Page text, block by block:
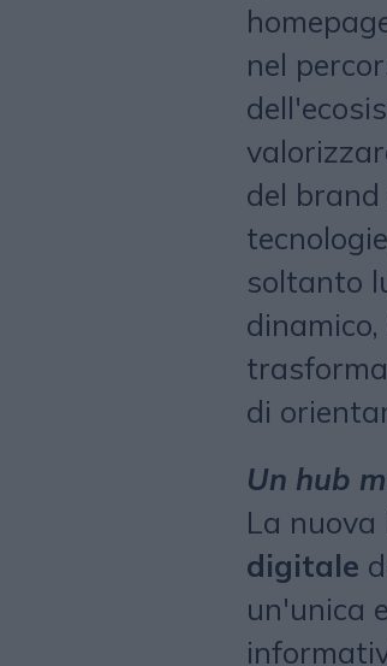
nel
del
soltanto
di
Un hub
La nuova
digitale
un'unica